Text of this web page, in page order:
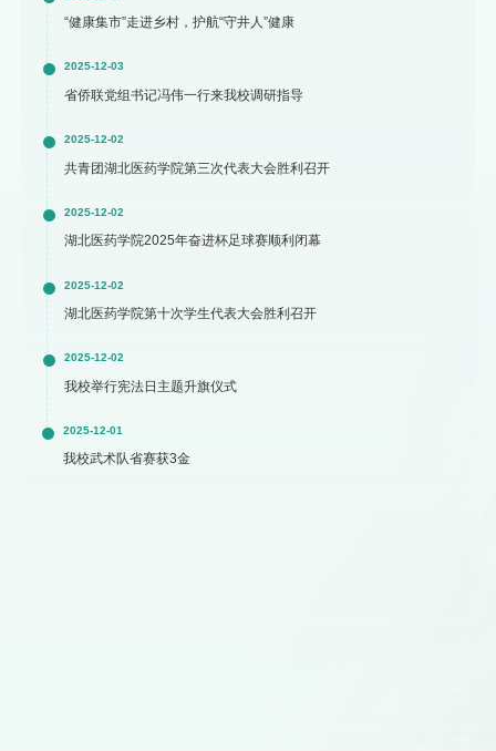
“健康集市”走进乡村，护航“守井人”健康
2025-12-03
省侨联党组书记冯伟一行来我校调研指导
2025-12-02
共青团湖北医药学院第三次代表大会胜利召开
2025-12-02
湖北医药学院2025年奋进杯足球赛顺利闭幕
2025-12-02
湖北医药学院第十次学生代表大会胜利召开
2025-12-02
我校举行宪法日主题升旗仪式
2025-12-01
我校武术队省赛获3金